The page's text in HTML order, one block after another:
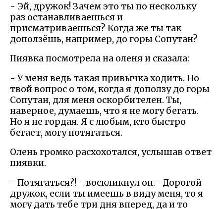
- Эй, дружок! Зачем это ты по нескольку
раз останавливаешься и
присматриваешься? Когда же ты так
доползёшь, например, до горы Сопутан?
Пиявка посмотрела на оленя и сказала:
- У меня ведь такая привычка ходить. Но
твой вопрос о том, когда я доползу до горы
Сопутан, для меня оскорбителен. Ты,
наверное, думаешь, что я не могу бегать.
Но я не гордая. Я с любым, кто быстро
бегает, могу потягаться.
Олень громко расхохотался, услышав ответ
пиявки.
- Потягаться?! - воскликнул он. -Дорогой
дружок, если ты имеешь в виду меня, то я
могу дать тебе три дня вперед, да и то